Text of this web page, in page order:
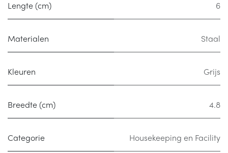
Lengte (cm) 6
Materialen Staal
Kleuren Grijs
Breedte (cm) 4.8
Categorie Housekeeping en Facility